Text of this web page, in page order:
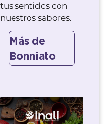
tus sentidos con
nuestros sabores.
Más de
Bonniato